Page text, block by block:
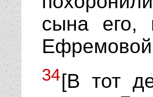
сына его,
34[В тот